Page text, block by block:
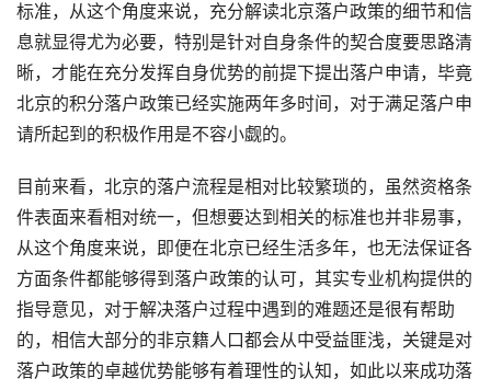
标准，从这个角度来说，充分解读北京落户政策的细节和信
息就显得尤为必要，特别是针对自身条件的契合度要思路清
晰，才能在充分发挥自身优势的前提下提出落户申请，毕竟
北京的积分落户政策已经实施两年多时间，对于满足落户申
请所起到的积极作用是不容小觑的。
目前来看，北京的落户流程是相对比较繁琐的，虽然资格条
件表面来看相对统一，但想要达到相关的标准也并非易事，
从这个角度来说，即便在北京已经生活多年，也无法保证各
方面条件都能够得到落户政策的认可，其实专业机构提供的
指导意见，对于解决落户过程中遇到的难题还是很有帮助
的，相信大部分的非京籍人口都会从中受益匪浅，关键是对
落户政策的卓越优势能够有着理性的认知，如此以来成功落